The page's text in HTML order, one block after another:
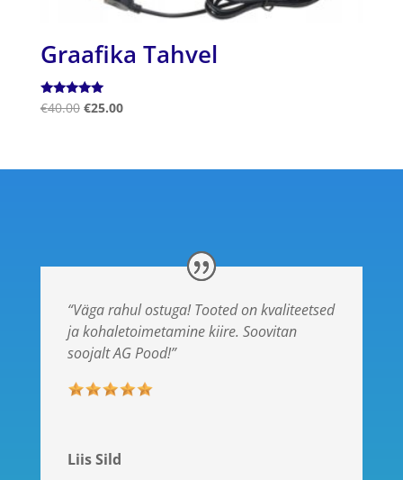
Graafika Tahvel
Hinnanguga
5.00
€40.00 €25.00
“Väga rahul ostuga! Tooted on kvaliteetsed
ja kohaletoimetamine kiire. Soovitan
soojalt AG Pood!”
Liis Sild